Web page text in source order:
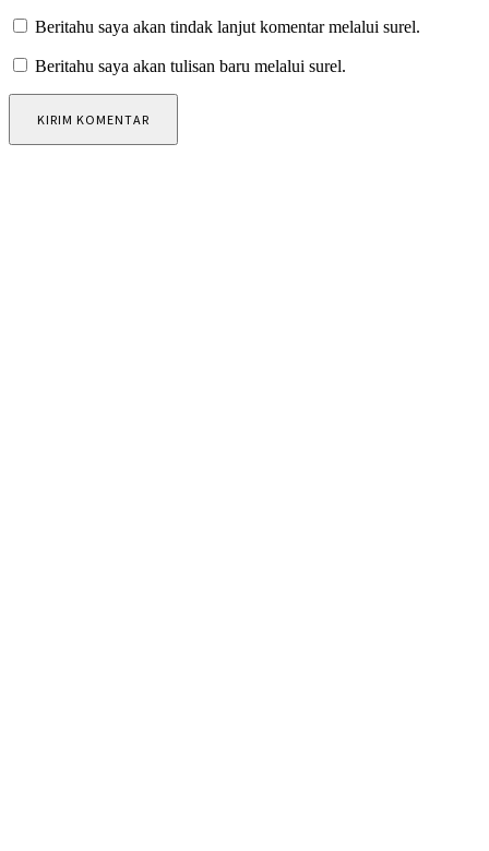
Beritahu saya akan tindak lanjut komentar melalui surel.
Beritahu saya akan tulisan baru melalui surel.